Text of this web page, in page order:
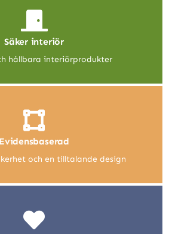
Säker interiör
hållbara interiörprodukter
Evidensbaserad
och en tilltalande design